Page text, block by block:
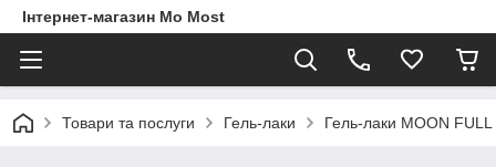
Інтернет-магазин Mo Most
Товари та послуги Гель-лаки Гель-лаки MOON FULL